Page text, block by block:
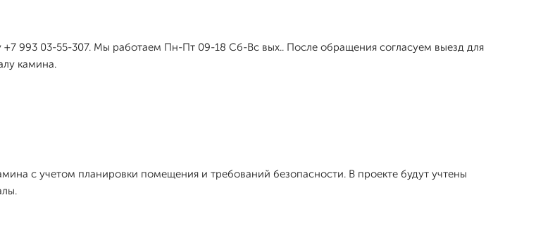
993 03-55-307. Мы работаем Пн-Пт 09-18 Сб-Вс вых.. После обращения согласуем выезд для
камина.
с учетом планировки помещения и требований безопасности. В проекте будут учтены